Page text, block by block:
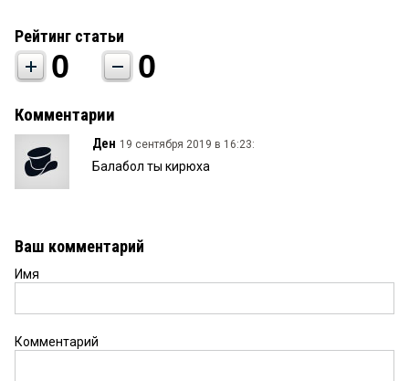
Рейтинг статьи
0 0
Комментарии
Ден 19 сентября 2019 в 16:23:
Балабол ты кирюха
Ваш комментарий
Имя
Комментарий